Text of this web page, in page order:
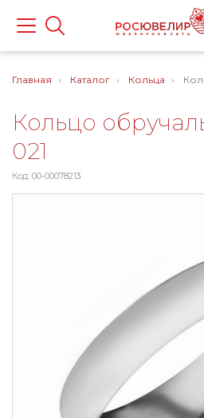
Главная Каталог Кольца
Кольцо
021
Код: 00-00078213